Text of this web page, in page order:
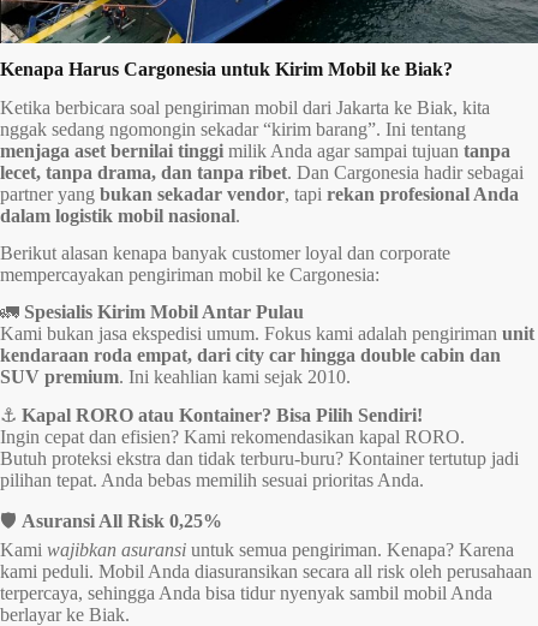
Kenapa Harus Cargonesia untuk Kirim Mobil ke Biak?
Ketika berbicara soal pengiriman mobil dari Jakarta ke Biak, kita
nggak sedang ngomongin sekadar “kirim barang”. Ini tentang
menjaga aset bernilai tinggi milik Anda agar sampai tujuan tanpa
lecet, tanpa drama, dan tanpa ribet. Dan Cargonesia hadir sebagai
partner yang bukan sekadar vendor, tapi rekan profesional Anda
dalam logistik mobil nasional.
Berikut alasan kenapa banyak customer loyal dan corporate
mempercayakan pengiriman mobil ke Cargonesia:
🚛 Spesialis Kirim Mobil Antar Pulau
Kami bukan jasa ekspedisi umum. Fokus kami adalah pengiriman unit
kendaraan roda empat, dari city car hingga double cabin dan
SUV premium. Ini keahlian kami sejak 2010.
⚓ Kapal RORO atau Kontainer? Bisa Pilih Sendiri!
Ingin cepat dan efisien? Kami rekomendasikan kapal RORO.
Butuh proteksi ekstra dan tidak terburu-buru? Kontainer tertutup jadi
pilihan tepat. Anda bebas memilih sesuai prioritas Anda.
🛡️ Asuransi All Risk 0,25%
Kami wajibkan asuransi untuk semua pengiriman. Kenapa? Karena
kami peduli. Mobil Anda diasuransikan secara all risk oleh perusahaan
terpercaya, sehingga Anda bisa tidur nyenyak sambil mobil Anda
berlayar ke Biak.